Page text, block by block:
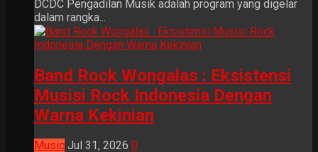
DCDC Pengadilan Musik adalah program yang digelar
dalam rangka...
Band Rock Wongalas : Eksistensi
Musisi Rock Indonesia Dengan
Warna Kekinian
Music Jul 31, 2026 0